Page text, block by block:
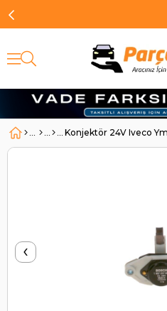
Konjektör 24V Iveco
‹